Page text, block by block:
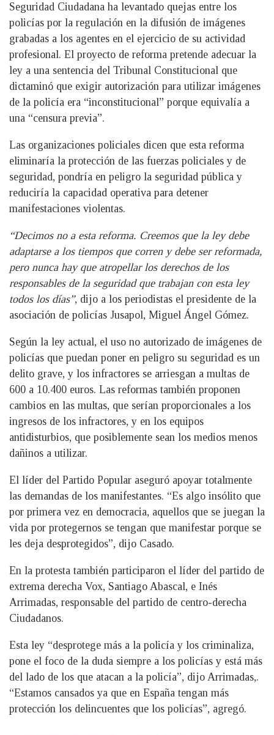
Seguridad Ciudadana ha levantado quejas entre los
policías por la regulación en la difusión de imágenes
grabadas a los agentes en el ejercicio de su actividad
profesional. El proyecto de reforma pretende adecuar la
ley a una sentencia del Tribunal Constitucional que
dictaminó que exigir autorización para utilizar imágenes
de la policía era “inconstitucional” porque equivalía a
una “censura previa”.
Las organizaciones policiales dicen que esta reforma
eliminaría la protección de las fuerzas policiales y de
seguridad, pondría en peligro la seguridad pública y
reduciría la capacidad operativa para detener
manifestaciones violentas.
“Decimos no a esta reforma. Creemos que la ley debe
adaptarse a los tiempos que corren y debe ser reformada,
pero nunca hay que atropellar los derechos de los
responsables de la seguridad que trabajan con esta ley
todos los días”, dijo a los periodistas el presidente de la
asociación de policías Jusapol, Miguel Ángel Gómez.
Según la ley actual, el uso no autorizado de imágenes de
policías que puedan poner en peligro su seguridad es un
delito grave, y los infractores se arriesgan a multas de
600 a 10.400 euros. Las reformas también proponen
cambios en las multas, que serían proporcionales a los
ingresos de los infractores, y en los equipos
antidisturbios, que posiblemente sean los medios menos
dañinos a utilizar.
El líder del Partido Popular aseguró apoyar totalmente
las demandas de los manifestantes. “Es algo insólito que
por primera vez en democracia, aquellos que se juegan la
vida por protegernos se tengan que manifestar porque se
les deja desprotegidos”, dijo Casado.
En la protesta también participaron el líder del partido de
extrema derecha Vox, Santiago Abascal, e Inés
Arrimadas, responsable del partido de centro-derecha
Ciudadanos.
Esta ley “desprotege más a la policía y los criminaliza,
pone el foco de la duda siempre a los policías y está más
del lado de los que atacan a la policía”, dijo Arrimadas,.
“Estamos cansados ya que en España tengan más
protección los delincuentes que los policías”, agregó.